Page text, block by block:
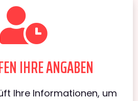
IHRE ANGABEN
Ihre Informationen, um